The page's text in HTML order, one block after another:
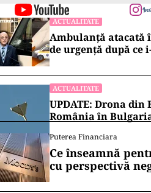
ACTUALITATE
Ambulanță atacată
de urgență după
ACTUALITATE
UPDATE: Drona
România în
Puterea Financiara
Ce înseamnă
cu perspectivă